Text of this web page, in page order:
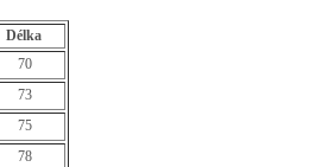
Délka
70
73
75
78